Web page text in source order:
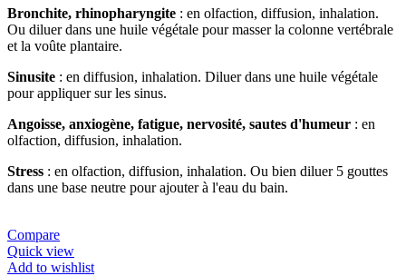
Bronchite, rhinopharyngite : en olfaction, diffusion, inhalation.
Ou diluer dans une huile végétale pour masser la colonne vertébrale
et la voûte plantaire.
Sinusite : en diffusion, inhalation. Diluer dans une huile végétale
pour appliquer sur les sinus.
Angoisse, anxiogène, fatigue, nervosité, sautes d'humeur : en
olfaction, diffusion, inhalation.
Stress : en olfaction, diffusion, inhalation. Ou bien diluer 5 gouttes
dans une base neutre pour ajouter à l'eau du bain.
Compare
Quick view
Add to wishlist